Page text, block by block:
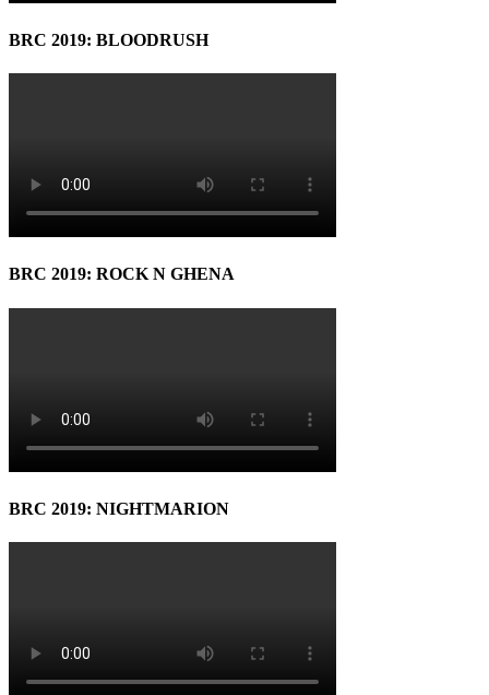
BRC 2019: BLOODRUSH
BRC 2019: ROCK N GHENA
BRC 2019: NIGHTMARION